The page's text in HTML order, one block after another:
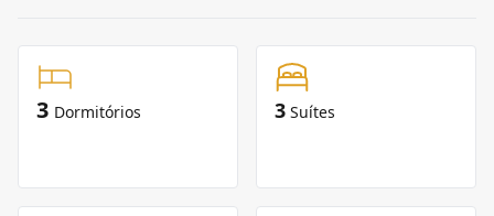
3 Dormitórios 3 Suítes